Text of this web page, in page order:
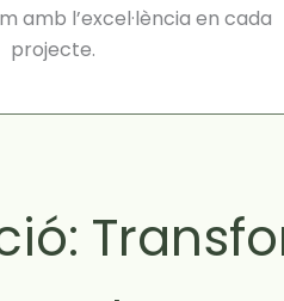
amb l’excel·lència en cada
projecte.